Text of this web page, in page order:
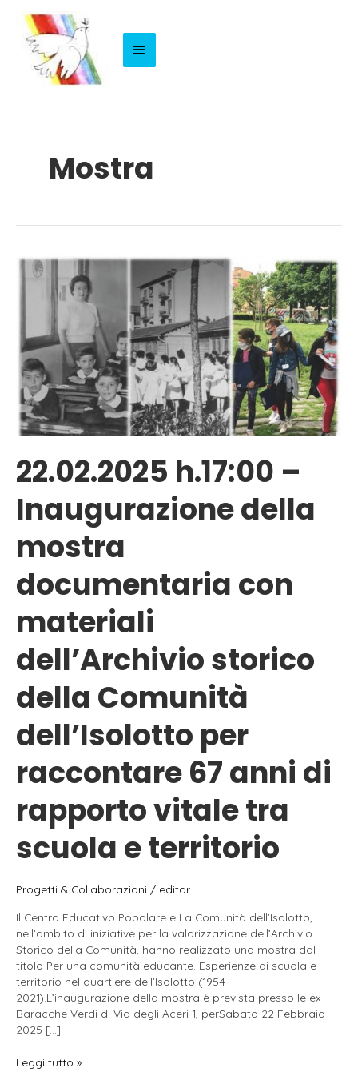
Menu
Mostra
22.02.2025 h.17:00 –
Inaugurazione della
mostra
documentaria con
materiali
dell’Archivio storico
della Comunità
dell’Isolotto per
raccontare 67 anni di
rapporto vitale tra
scuola e territorio
Progetti & Collaborazioni / editor
Il Centro Educativo Popolare e La Comunità dell’Isolotto,
nell’ambito di iniziative per la valorizzazione dell’Archivio
Storico della Comunità, hanno realizzato una mostra dal
titolo Per una comunità educante. Esperienze di scuola e
territorio nel quartiere dell’Isolotto (1954-
2021).L’inaugurazione della mostra è prevista presso le ex
Baracche Verdi di Via degli Aceri 1, perSabato 22 Febbraio
2025 […]
22.02.2025
Leggi tutto »